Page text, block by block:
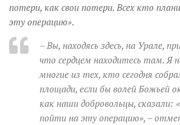
потери, как свои потери. Всех кто
эту операцию».
– Вы, находясь здесь, на Урале,
что сердцем находитесь там. Я
многие из тех, кто сегодня
площади, если бы волей Божьей
как наши добровольцы, сказали:
пойти на эту операцию», –